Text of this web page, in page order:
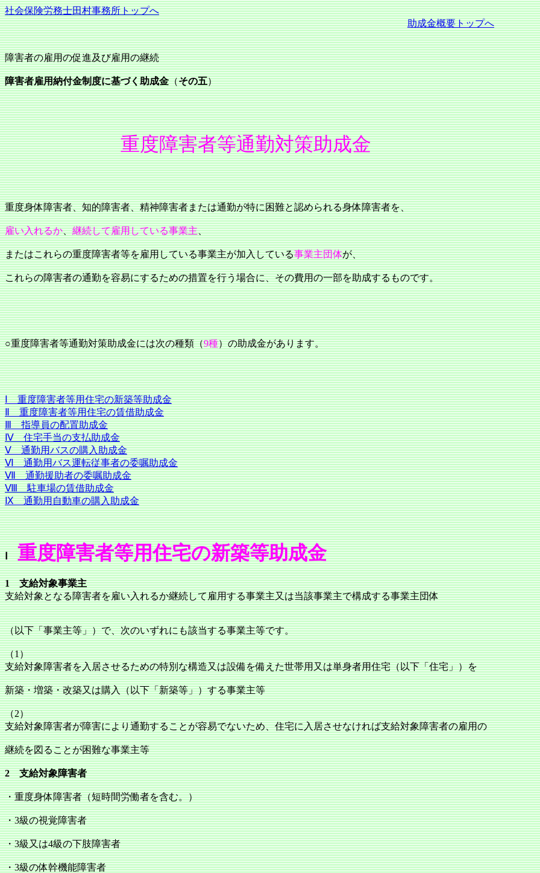
社会保険労務士田村事務所トップへ
助成金概要トップへ
障害者の雇用の促進及び雇用の継続
障害者雇用納付金制度に基づく助成金（その五）
重度障害者等通勤対策助成金
重度身体障害者、知的障害者、精神障害者または通勤が特に困難と認められる身体障害者を、
雇い入れるか、継続して雇用している事業主、
またはこれらの重度障害者等を雇用している事業主が加入している事業主団体が、
これらの障害者の通勤を容易にするための措置を行う場合に、その費用の一部を助成するものです。
○重度障害者等通勤対策助成金には次の種類（9種）の助成金があります。
Ⅰ 重度障害者等用住宅の新築等助成金
Ⅱ 重度障害者等用住宅の賃借助成金
Ⅲ 指導員の配置助成金
Ⅳ 住宅手当の支払助成金
Ⅴ 通勤用バスの購入助成金
Ⅵ 通勤用バス運転従事者の委嘱助成金
Ⅶ 通勤援助者の委嘱助成金
Ⅷ 駐車場の賃借助成金
Ⅸ 通勤用自動車の購入助成金
Ⅰ重度障害者等用住宅の新築等助成金
1 支給対象事業主
支給対象となる障害者を雇い入れるか継続して雇用する事業主又は当該事業主で構成する事業主団体
（以下「事業主等」）で、次のいずれにも該当する事業主等です。
（1）
支給対象障害者を入居させるための特別な構造又は設備を備えた世帯用又は単身者用住宅（以下「住宅」）を
新築・増築・改築又は購入（以下「新築等」）する事業主等
（2）
支給対象障害者が障害により通勤することが容易でないため、住宅に入居させなければ支給対象障害者の雇用の
継続を図ることが困難な事業主等
2 支給対象障害者
・重度身体障害者（短時間労働者を含む。）
・3級の視覚障害者
・3級又は4級の下肢障害者
・3級の体幹機能障害者